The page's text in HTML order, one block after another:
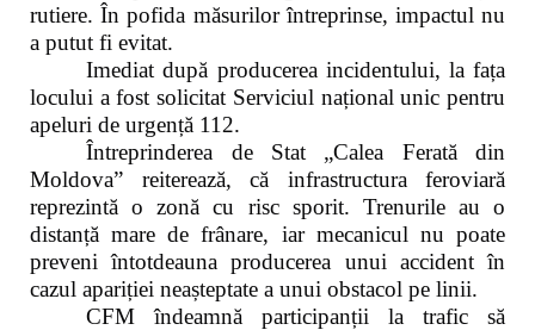
rutiere. În pofida măsurilor întreprinse, impactul nu
a putut fi evitat.
Imediat după producerea incidentului, la fața
locului a fost solicitat Serviciul național unic pentru
apeluri de urgență 112.
Întreprinderea de Stat „Calea Ferată din
Moldova” reiterează, că infrastructura feroviară
reprezintă o zonă cu risc sporit. Trenurile au o
distanță mare de frânare, iar mecanicul nu poate
preveni întotdeauna producerea unui accident în
cazul apariției neașteptate a unui obstacol pe linii.
CFM îndeamnă participanții la trafic să